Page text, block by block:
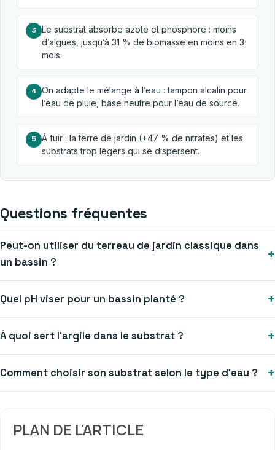
3 Le substrat absorbe azote et phosphore : moins
d’algues, jusqu’à 31 % de biomasse en moins en 3
mois.
4 On adapte le mélange à l’eau : tampon alcalin pour
l’eau de pluie, base neutre pour l’eau de source.
5 À fuir : la terre de jardin (+47 % de nitrates) et les
substrats trop légers qui se dispersent.
Questions fréquentes
Peut-on utiliser du terreau de jardin classique dans
un bassin ?
+
Quel pH viser pour un bassin planté ? +
À quoi sert l’argile dans le substrat ? +
Comment choisir son substrat selon le type d’eau ? +
PLAN DE L'ARTICLE